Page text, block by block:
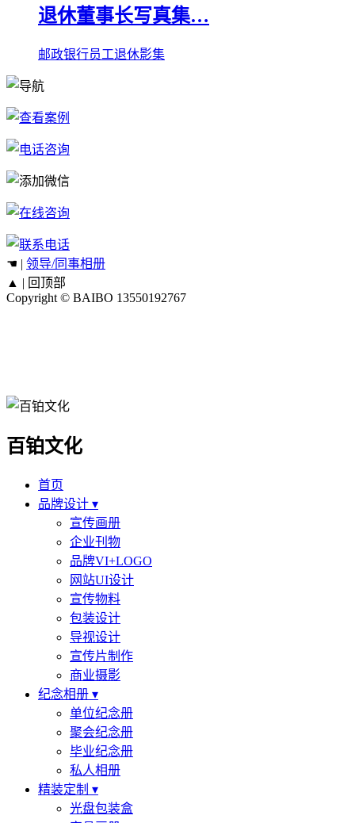
退休董事长写真集…
邮政银行员工退休影集
☚ | 领导/同事相册
▲ | 回顶部
Copyright © BAIBO 13550192767
百铂文化
首页
品牌设计 ▾
宣传画册
企业刊物
品牌VI+LOGO
网站UI设计
宣传物料
包装设计
导视设计
宣传片制作
商业摄影
纪念相册 ▾
单位纪念册
聚会纪念册
毕业纪念册
私人相册
精装定制 ▾
光盘包装盒